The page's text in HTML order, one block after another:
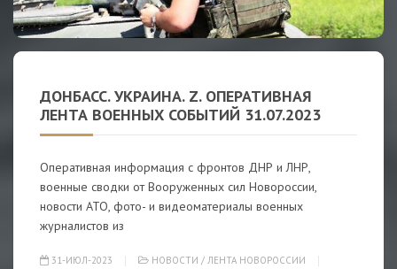
ДОНБАСС. УКРАИНА. Z. ОПЕРАТИВНАЯ
ЛЕНТА ВОЕННЫХ СОБЫТИЙ 31.07.2023
Оперативная информация с фронтов ДНР и ЛНР,
военные сводки от Вооруженных сил Новороссии,
новости АТО, фото- и видеоматериалы военных
журналистов из
31-ИЮЛ-2023 НОВОСТИ / ЛЕНТА НОВОРОССИИ